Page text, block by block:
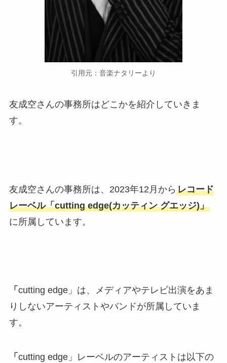
引用元：音楽ナタリーより
友成空さんの事務所はどこかを紹介していきま
す。
友成空さんの事務所は、2023年12月から レコード
レーベル「cutting edge(カッティン グエッジ)」
に所属しています。
「 cutting edge」は、メディアやテレビ出演をあま
りしないアーティストやバンドが所属していま
す。
「 cutting edge」レーベルのアーティストは以下の